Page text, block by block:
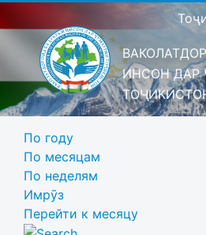
ИНСОН ДАР
По году
По месяцам
По неделям
Имрӯз
Перейти к месяцу